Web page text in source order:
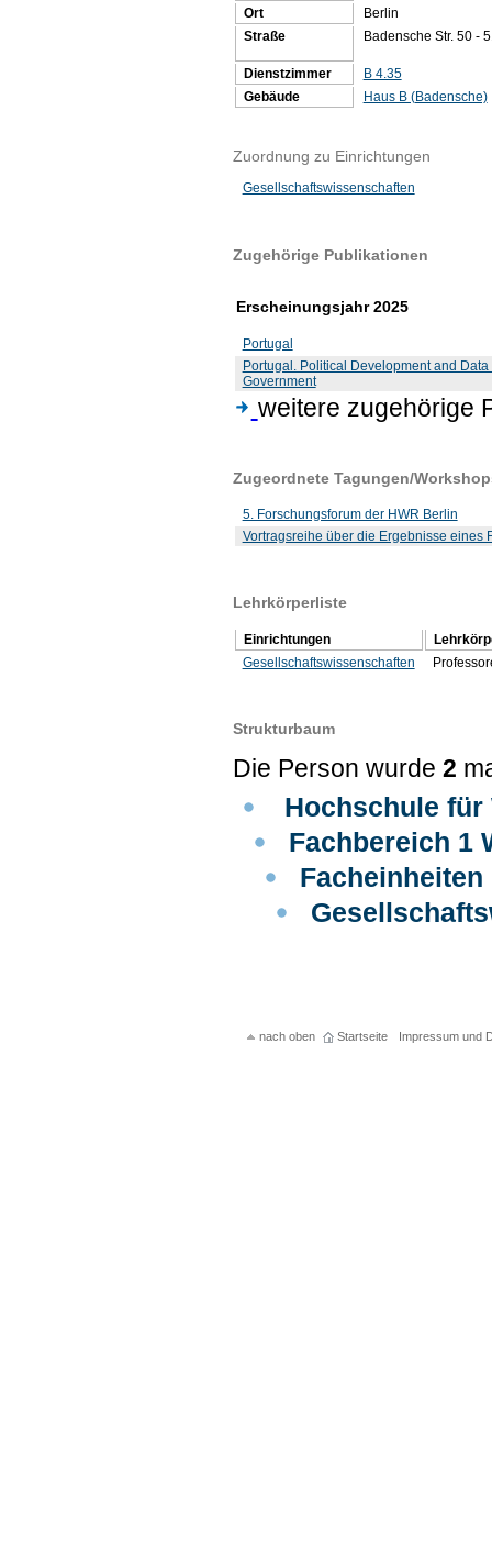
Ort
Berlin
Straße
Badensche Str. 50 -
Dienstzimmer
B 4.35
Gebäude
Haus B (Badensche)
Zuordnung zu Einrichtungen
Gesellschaftswissenschaften
Zugehörige Publikationen
Erscheinungsjahr 2025
Portugal
Portugal. Political Development and
Government
weitere zugehörige
Zugeordnete Tagungen/
5. Forschungsforum der HWR Berlin
Vortragsreihe über die Ergebnisse eines
Lehrkörperliste
Einrichtungen
Gesellschaftswissenschaften
Strukturbaum
Die Person wurde 2
Hochschule
Fachbereich 1
Facheinheiten
nach oben Startseite Impressum und